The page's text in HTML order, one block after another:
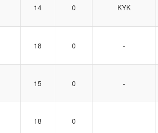
14 0 KYK
18 0 -
15 0 -
18 0 -